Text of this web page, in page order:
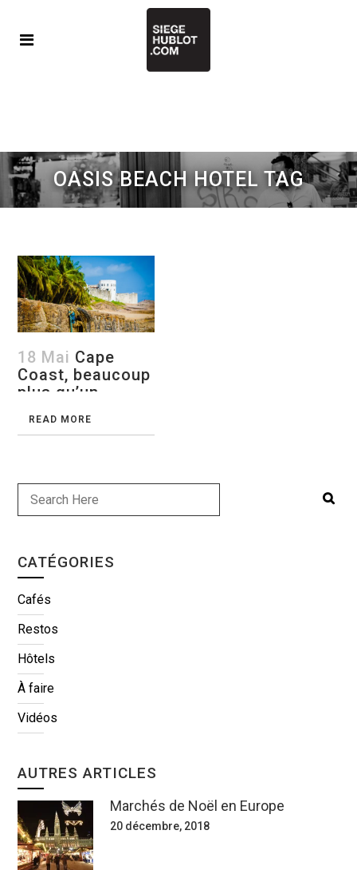
OASIS BEACH HOTEL TAG
18 Mai Cape
Coast, beaucoup
plus qu’un
pêcheurs
READ MORE
CATÉGORIES
Cafés
Restos
Hôtels
À faire
Vidéos
AUTRES ARTICLES
Marchés de Noël en Europe
20 décembre, 2018